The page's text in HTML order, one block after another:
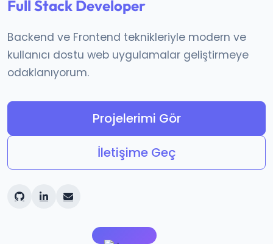
Full Stack Developer
Backend ve Frontend teknikleriyle modern ve
kullanıcı dostu web uygulamalar geliştirmeye
odaklanıyorum.
Projelerimi Gör
İletişime Geç